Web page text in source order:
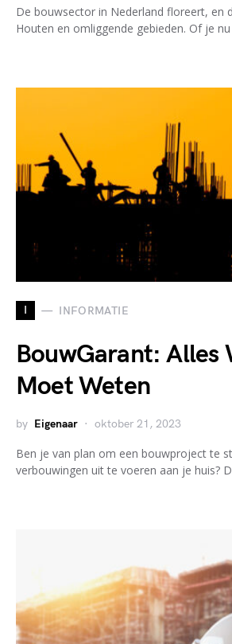
De bouwsector in Nederland floreert, en
Houten en omliggende gebieden. Of je
I INFORMATIE
BouwGarant: Alles
Moet Weten
by Eigenaar oktober 21, 2023
Ben je van plan om een bouwproject te
verbouwingen uit te voeren aan je huis?